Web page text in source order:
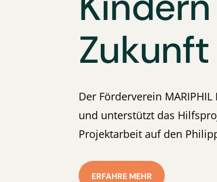
Zukunft
Der Förderverein
und unterstützt das
Projektarbeit auf den
ERFAHRE MEHR